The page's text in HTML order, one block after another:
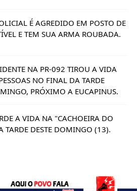
É AGREDIDO EM POSTO DE
E TEM SUA ARMA ROUBADA.
NA PR-092 TIROU A VIDA
NO FINAL DA TARDE
PRÓXIMO A EUCAPINUS.
A VIDA NA "CACHOEIRA DO
TARDE DESTE DOMINGO (13).